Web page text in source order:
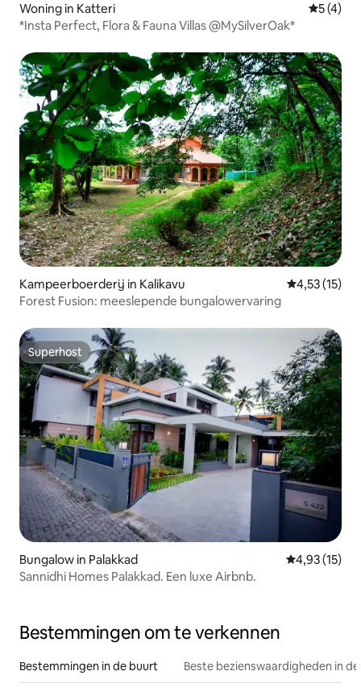
Woning in Katteri
5 (4)
*Insta Perfect, Flora & Fauna Villas @MySilverOak*
Kampeerboerderij in Kalikavu Gemiddelde
4,53 (15)
Forest Fusion: meeslepende bungalowervaring
Superhost
Superhost
Bungalow in Palakkad Gemiddelde
4,93 (15)
Sannidhi Homes Palakkad. Een luxe Airbnb.
Bestemmingen om te verkennen
Bestemmingen in de buurt Beste bezienswaardigheden in